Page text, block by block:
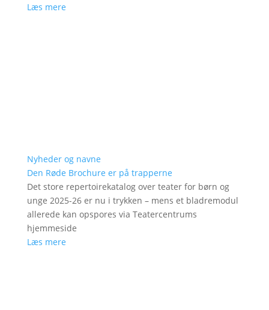
Læs mere
Nyheder og navne
Den Røde Brochure er på trapperne
Det store repertoirekatalog over teater for børn og
unge 2025-26 er nu i trykken – mens et bladremodul
allerede kan opspores via Teatercentrums
hjemmeside
Læs mere